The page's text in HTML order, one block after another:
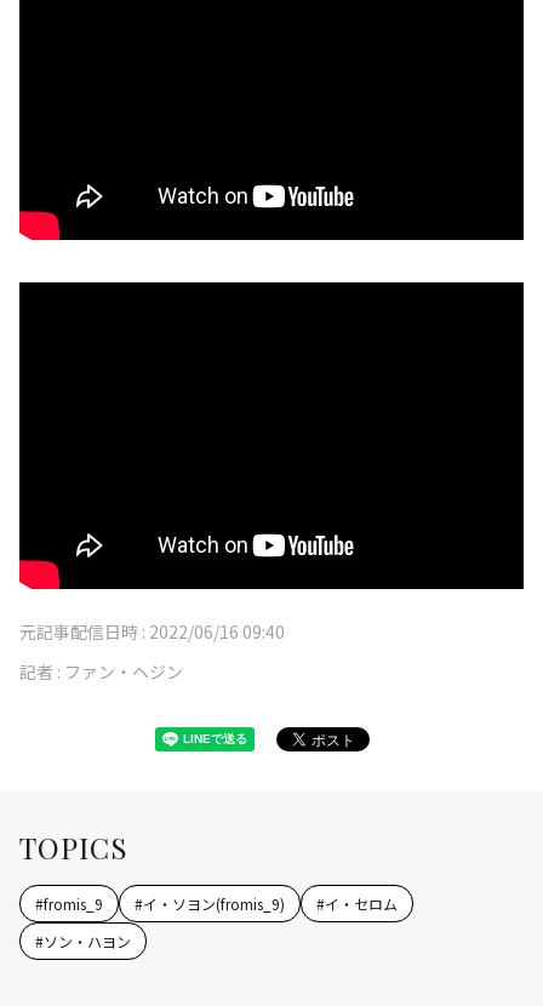
元記事配信日時 : 2022/06/16 09:40
記者 : ファン・ヘジン
TOPICS
#fromis_9 #イ・ソヨン(fromis_9) #イ・セロム
#ソン・ハヨン